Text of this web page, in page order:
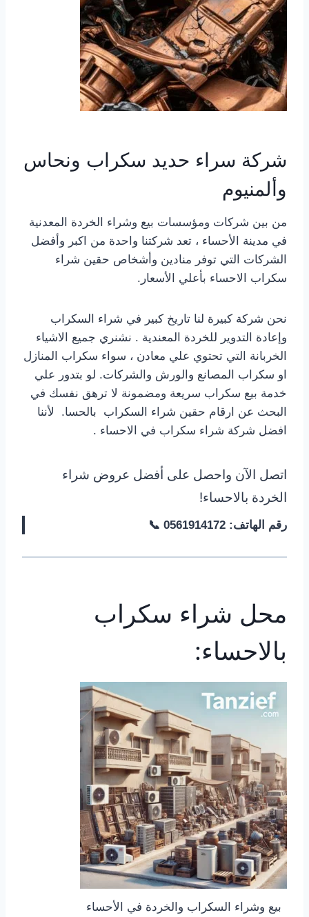
شركة سراء حديد سكراب ونحاس
وألمنيوم
من بين شركات ومؤسسات بيع وشراء الخردة المعدنية
في مدينة الأحساء ، تعد شركتنا واحدة من اكبر وأفضل
الشركات التي توفر منادين وأشخاص حقين شراء
سكراب الاحساء بأعلي الأسعار.
نحن شركة كبيرة لنا تاريخ كبير في شراء السكراب
وإعادة التدوير للخردة المعندية . نشنري جميع الاشياء
الخربانة التي تحتوي علي معادن ، سواء سكراب المنازل
او سكراب المصانع والورش والشركات. لو بتدور علي
خدمة بيع سكراب سريعة ومضمونة لا ترهق نفسك في
البحث عن ارقام حقين شراء السكراب بالحسا. لأننا
افضل شركة شراء سكراب في الاحساء .
اتصل الآن واحصل على أفضل عروض شراء
الخردة بالاحساء!
رقم الهاتف: 0561914172 📞
محل شراء سكراب
بالاحساء:
بيع وشراء السكراب والخردة في الأحساء